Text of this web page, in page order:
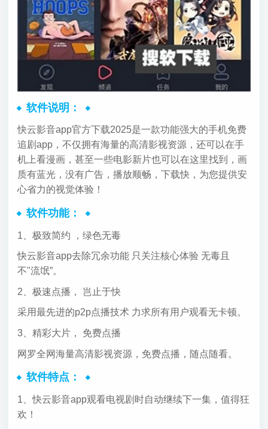
软件说明：
快云影音app官方下载2025是一款功能强大的手机免费
追剧app，不仅拥有海量的高清影视资源，还可以在手
机上看漫画，甚至一些电影新片也可以在这里找到，画
质有蓝光，没有广告，播放顺畅，下载快，为您提供安
心省力的视觉体验！
软件功能：
1、极致简约 ，绿色无毒
快云影音app去除冗余功能 只关注核心体验 无毒且
不"流氓”。
2、极速点播， 岂止于快
采用最先进的p2p点播技术 力求所有用户观看无卡顿。
3、精彩大片， 免费点播
网罗全网海量高清影视资源，免费点播，随点随看。
软件特点：
1、快云影音app观看电视剧时自动继续下一集，值得狂
欢！